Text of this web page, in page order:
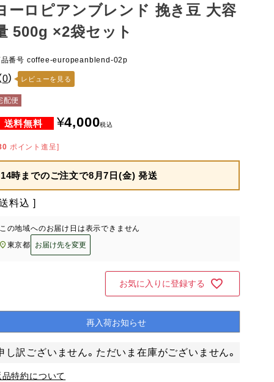
ーロピアンブレンド 挽き豆 大容
500g ×2袋セット
番号 coffee-europeanblend-02p
0） レビューを見る
配便
¥4,000税込
ポイント進呈]
14時までのご注文で8月7日(金) 発送
料込
の地域へのお届け日は表示できません
東京都
お届け先を変更
お気に入りに登録する
再入荷お知らせ
し訳ございません。ただいま在庫がございません。
品特約について